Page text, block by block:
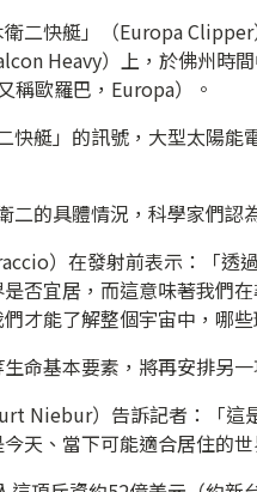
二快艇」（Europa
Heavy）上，於佛州時
稱歐羅巴，Europa）。
快艇」的訊號，大型太陽
二的具體情況，科學家們認
）在發射前表示：「透
否宜居，而這意味著我們
才能了解整個宇宙中，哪些
命基本要素，將再安排另
Niebur）告訴記者：「這
天、當下可能適合居住的世